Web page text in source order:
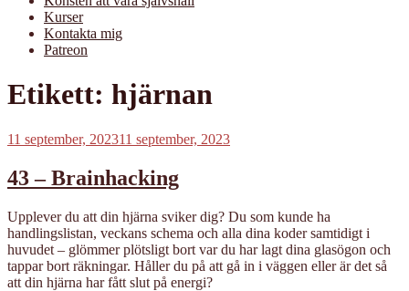
Kurser
Kontakta mig
Patreon
Etikett: hjärnan
Publicerat
11 september, 202311 september, 2023
43 – Brainhacking
Upplever du att din hjärna sviker dig? Du som kunde ha
handlingslistan, veckans schema och alla dina koder samtidigt i
huvudet – glömmer plötsligt bort var du har lagt dina glasögon och
tappar bort räkningar. Håller du på att gå in i väggen eller är det så
att din hjärna har fått slut på energi?